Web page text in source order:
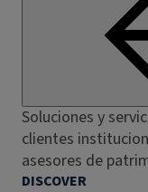
Soluciones y
clientes
asesores de
DISCOVER